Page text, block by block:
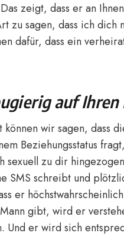
zeigt, dass er an
zu sagen, dass ich dich
dafür, dass ein
auf
können wir sagen, dass
Beziehungsstatus
sexuell zu dir
SMS schreibt und
er
gibt, wird er
Und er wird sich